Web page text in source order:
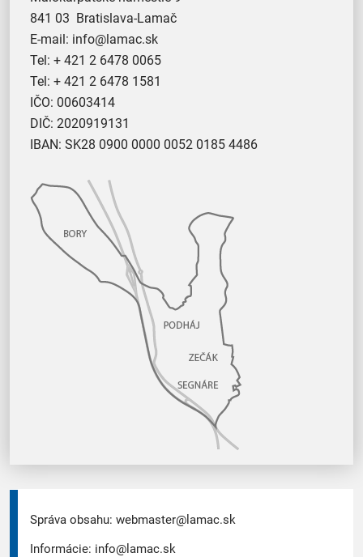
841 03 Bratislava-Lamač
E-mail: info@lamac.sk
Tel: + 421 2 6478 0065
Tel: + 421 2 6478 1581
IČO: 00603414
DIČ: 2020919131
IBAN: SK28 0900 0000 0052 0185 4486
Správa obsahu: webmaster@lamac.sk
Informácie: info@lamac.sk